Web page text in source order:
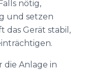
nötig,
und setzen
das Gerät stabil,
die Anlage in